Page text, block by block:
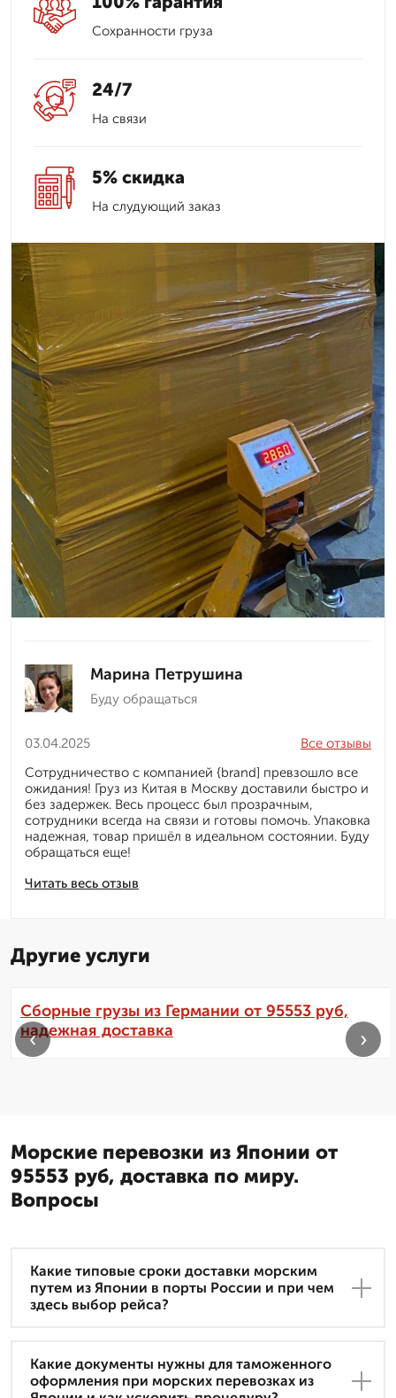
Сохранности груза
24/7
На связи
5% скидка
На слудующий заказ
Марина Петрушина
Буду обращаться
03.04.2025
Читать весь отзыв
Все отзывы
Сотрудничество с компанией {brand] превзошло все
ожидания! Груз из Китая в Москву доставили быстро и
без задержек. Весь процесс был прозрачным,
сотрудники всегда на связи и готовы помочь. Упаковка
надежная, товар пришёл в идеальном состоянии. Буду
обращаться еще!
Другие услуги
Сборные грузы из Германии от 95553 руб,
надежная доставка
‹ ›
Морские перевозки из Японии от
95553 руб, доставка по миру.
Вопросы
Какие типовые сроки доставки морским
путем из Японии в порты России и при чем
здесь выбор рейса?
Какие документы нужны для таможенного
оформления при морских перевозках из